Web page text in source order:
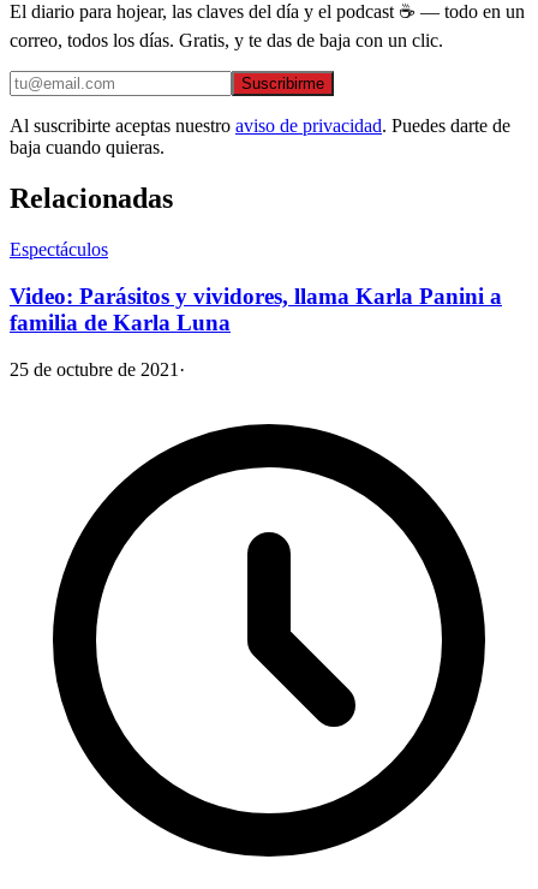
El diario para hojear, las claves del día y el podcast ☕ — todo en un
correo, todos los días. Gratis, y te das de baja con un clic.
Suscribirme
Al suscribirte aceptas nuestro aviso de privacidad. Puedes darte de
baja cuando quieras.
Relacionadas
Espectáculos
Video: Parásitos y vividores, llama Karla Panini a
familia de Karla Luna
25 de octubre de 2021 ·